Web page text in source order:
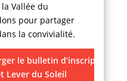
CONTACT
Vallée du
pour partager
la convivialité.
le bulletin d’inscription
Lever du Soleil